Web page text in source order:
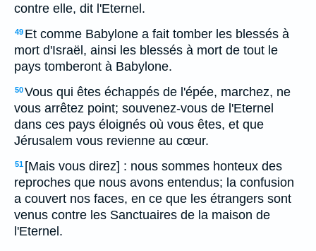
contre elle, dit l'Eternel.
49 Et comme Babylone a fait tomber les blessés à
mort d'Israël, ainsi les blessés à mort de tout le
pays tomberont à Babylone.
50Vous qui êtes échappés de l'épée, marchez, ne
vous arrêtez point; souvenez-vous de l'Eternel
dans ces pays éloignés où vous êtes, et que
Jérusalem vous revienne au cœur.
51 [Mais vous direz] : nous sommes honteux des
reproches que nous avons entendus; la confusion
a couvert nos faces, en ce que les étrangers sont
venus contre les Sanctuaires de la maison de
l'Eternel.